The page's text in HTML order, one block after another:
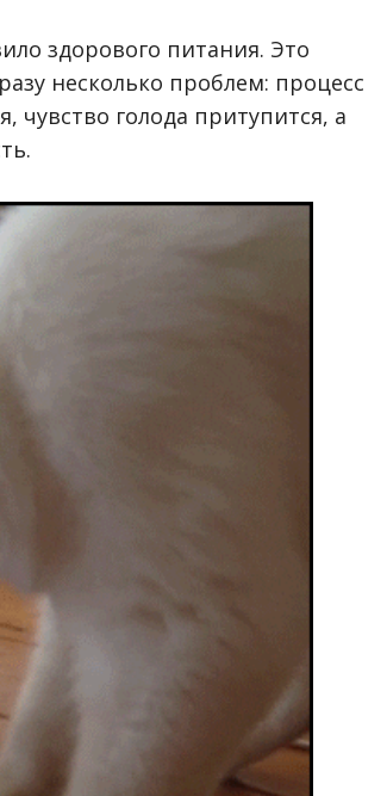
здорового питания. Это
несколько проблем: процесс
чувство голода притупится, а